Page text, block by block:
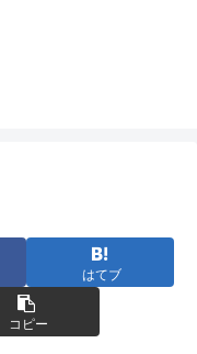
はてブ
コピー